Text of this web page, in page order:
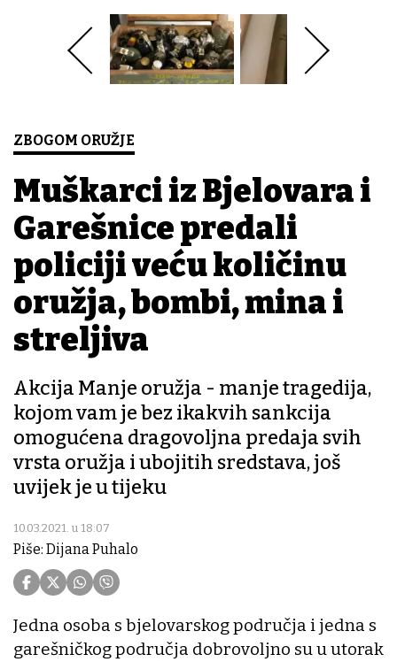
ZBOGOM ORUŽJE
Muškarci iz Bjelovara i
Garešnice predali
policiji veću količinu
oružja, bombi, mina i
streljiva
Akcija Manje oružja - manje tragedija,
kojom vam je bez ikakvih sankcija
omogućena dragovoljna predaja svih
vrsta oružja i ubojitih sredstava, još
uvijek je u tijeku
10.03.2021. u 18:07
Piše: Dijana Puhalo
Jedna osoba s bjelovarskog područja i jedna s
garešničkog područja dobrovoljno su u utorak